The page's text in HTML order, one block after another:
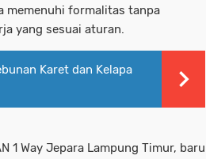
memenuhi formalitas tanpa
yang sesuai aturan.
Karet dan Kelapa
1 Way Jepara Lampung Timur, baru